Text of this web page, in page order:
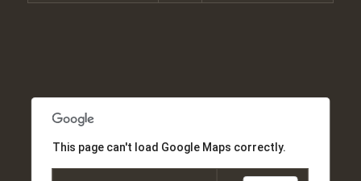
This page can't load Google Maps correctly.